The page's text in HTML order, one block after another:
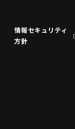
情報セキュリティ
方針